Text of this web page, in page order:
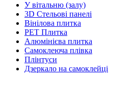
У вітальню (залу)
3D Стельові панелі
Вінілова плитка
PET Плитка
Алюмінієва плитка
Самоклеюча плівка
Плінтуси
Дзеркало на самоклейці